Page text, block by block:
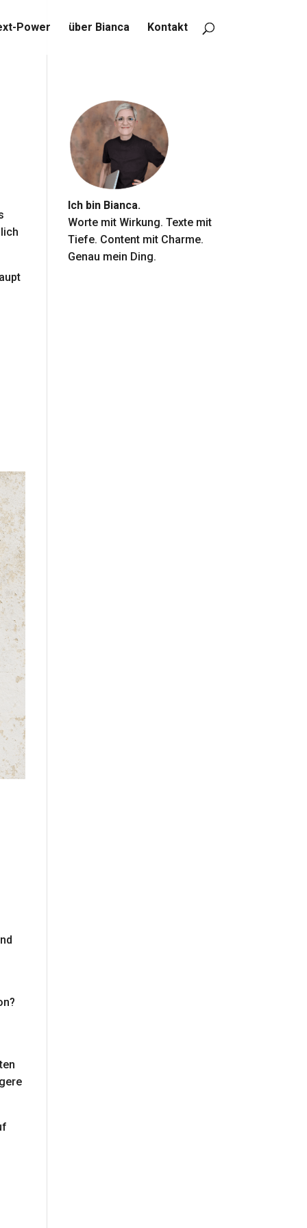
Power über Bianca Kontakt
Ich bin Bianca.
Worte mit Wirkung. Texte mit
Tiefe. Content mit Charme.
Genau mein Ding.